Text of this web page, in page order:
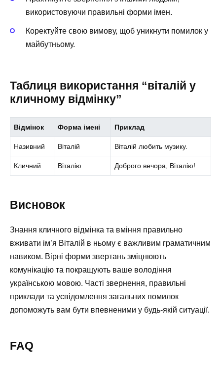
використовуючи правильні форми імен.
Коректуйте свою вимову, щоб уникнути помилок у
майбутньому.
Таблиця використання “віталій у
кличному відмінку”
Відмінок Форма імені Приклад
Називний Віталій Віталій любить музику.
Кличний Віталію Доброго вечора, Віталію!
Висновок
Знання кличного відмінка та вміння правильно
вживати ім’я Віталій в ньому є важливим граматичним
навиком. Вірні форми звертань зміцнюють
комунікацію та покращують ваше володіння
українською мовою. Часті звернення, правильні
приклади та усвідомлення загальних помилок
допоможуть вам бути впевненими у будь-якій ситуації.
FAQ